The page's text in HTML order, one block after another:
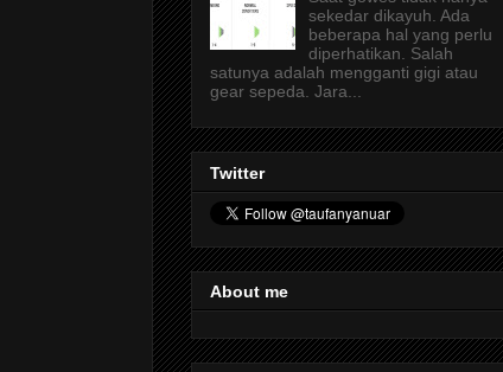
sekedar dikayuh. Ada
beberapa hal yang perlu
diperhatikan. Salah
satunya adalah mengganti gigi atau
gear sepeda. Jara...
Twitter
About me